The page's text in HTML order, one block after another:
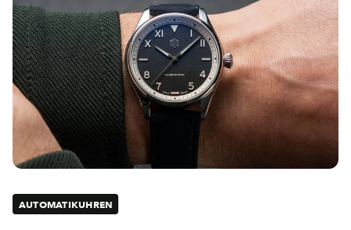
AUTOMATIKUHREN